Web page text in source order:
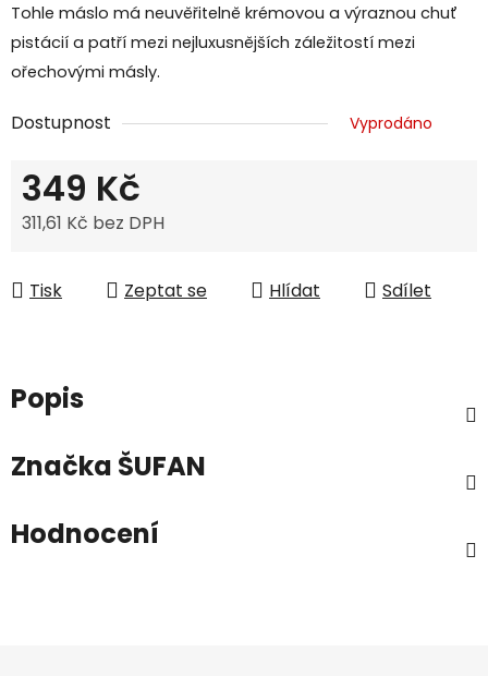
Tohle máslo má neuvěřitelně krémovou a výraznou chuť
pistácií a patří mezi nejluxusnějších záležitostí mezi
ořechovými másly.
Dostupnost Vyprodáno
349 Kč
311,61 Kč bez DPH
Tisk
Zeptat se Hlídat Sdílet
Popis
Značka ŠUFAN
Hodnocení